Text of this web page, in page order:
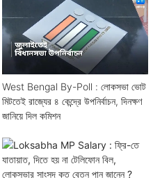
West Bengal By-Poll : লোকসভা ভোট
মিটতেই রাজ্যের ৪ কেন্দ্রে উপনির্বাচন, দিনক্ষণ
জানিয়ে দিল কমিশন